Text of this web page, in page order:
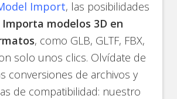
Import, las posibilidades
Importa modelos 3D en
, como GLB, GLTF, FBX,
solo unos clics. Olvídate de
conversiones de archivos y
de compatibilidad: nuestro